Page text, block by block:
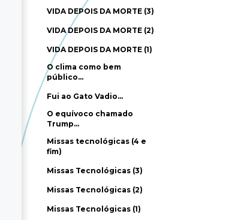
VIDA DEPOIS DA MORTE (3)
VIDA DEPOIS DA MORTE (2)
VIDA DEPOIS DA MORTE (1)
O clima como bem
público…
Fui ao Gato Vadio…
O equívoco chamado
Trump…
Missas tecnológicas (4 e
fim)
Missas Tecnológicas (3)
Missas Tecnológicas (2)
Missas Tecnológicas (1)